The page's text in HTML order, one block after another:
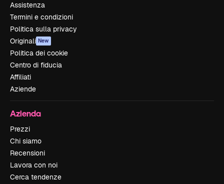
Assistenza
Termini e condizioni
Politica sulla privacy
Originali New
Politica dei cookie
Centro di fiducia
Affiliati
Aziende
Azienda
Prezzi
Chi siamo
Recensioni
Lavora con noi
Cerca tendenze